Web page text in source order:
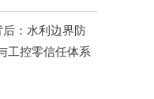
：水利边界防
工控零信任体系